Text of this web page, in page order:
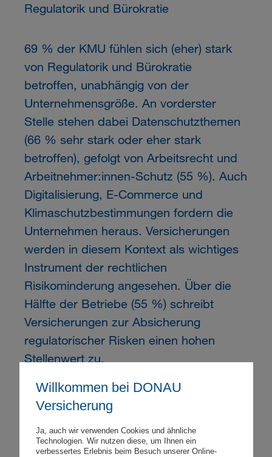
Willkommen bei DONAU
Versicherung
Ja, auch wir verwenden Cookies und ähnliche
Technologien. Wir nutzen diese, um Ihnen ein
verbessertes Erlebnis beim Besuch unserer Online-
Regulatorik und Bürokratie
69 % der KMU fühlen sich (eher) stark
von Regulatorik und Bürokratie
betroffen, unabhängig von der
Unternehmensgröße. An vorderster
Stelle stehen dabei Datenschutzthemen
(66 % sehr stark oder eher stark
betroffen), gefolgt von Arbeitsrecht und
Arbeitnehmer:innen-Schutz (55 %). Auch
Digitalisierung, E-Commerce und
Klimaschutzbestimmungen fordern die
Unternehmen heraus. Versicherungen
werden in diesem Kontext als wichtiges
Instrument der rechtlichen
Risikominderung angesehen. Über die
Hälfte der Betriebe (55 %) schreibt
Versicherungen zur Absicherung
regulatorischer Risken einen hohen
Stellenwert zu.
Künstliche Intelligenz als Chance und